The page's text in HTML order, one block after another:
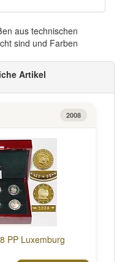
aus technischen
sind und Farben
Artikel
2008
PP Luxemburg